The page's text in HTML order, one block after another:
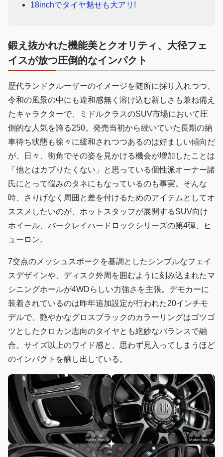
18inchでタイヤ魅せも大アリ!
鍛え抜かれた機能美とクオリティ 、 大径フェ
イスが放つ圧倒的なインパクト
歴代ランドクルーザーのイメージを随所に採り入れつつ、
令和の風景の中にも違和感無く溶け込む新しさも兼ね備え
たキャラクターで、ミドルクラスのSUV市場において圧
倒的な人気を誇る250。発売当初から続いていた長期の納
車待ち状態も徐々に緩和されつつあるのは好ましい傾向だ
が、日々、街角でその姿を見かける機会が増加したことは
「他とはカブりたくない」と思っている個性派オーナー諸
氏にとって悩みのタネにもなっているのも事実。そんな
時、さりげなく周囲と差を付けるためのアイテムとしてオ
ススメしたいのが、ホットスタッフが展開するSUV向け
ホイール、バークレイハードロックシリーズの第4弾、ヒ
ューロン。
7交点のメッシュスポークを基調としたシンプルなフェイ
スデザインや、ディスク外周を囲むように刻み込まれたマ
シニングホールが4WDらしい力強さを主張。デモカーに
装着されているのは昨年追加設定が行われた20インチモ
デルで、艶やかなグロスブラックのカラーリングはゴツゴ
ツとしたクロカン志向のタイヤとも絶妙なバランスで融
合。サイズ以上のワイド感と、思わず見入ってしまうほど
のインパクトを醸し出している。